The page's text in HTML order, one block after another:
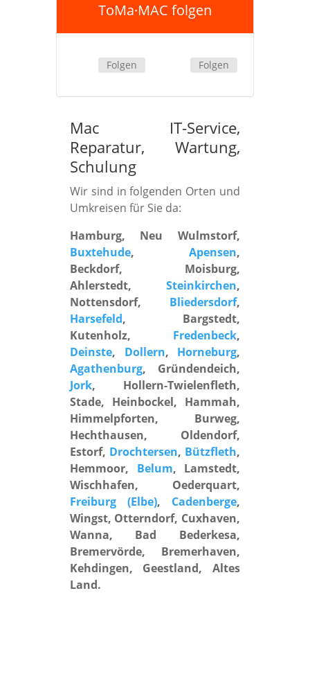
ToMa·MAC folgen
Folgen Folgen
Mac IT-Service,
Reparatur, Wartung,
Schulung
Wir sind in folgenden Orten und
Umkreisen für Sie da:
Hamburg, Neu Wulmstorf,
Buxtehude,Apensen,
Beckdorf, Moisburg,
Ahlerstedt,Steinkirchen,
Nottensdorf, Bliedersdorf,
Harsefeld, Bargstedt,
Kutenholz, Fredenbeck,
Deinste, Dollern, Horneburg,
Agathenburg, Gründendeich,
Jork, Hollern-Twielenfleth,
Stade, Heinbockel, Hammah,
Himmelpforten, Burweg,
Hechthausen, Oldendorf,
Estorf, Drochtersen, Bützfleth,
Hemmoor, Belum, Lamstedt,
Wischhafen, Oederquart,
Freiburg (Elbe), Cadenberge,
Wingst, Otterndorf, Cuxhaven,
Wanna, Bad Bederkesa,
Bremervörde, Bremerhaven,
Kehdingen, Geestland, Altes
Land.